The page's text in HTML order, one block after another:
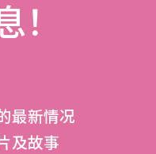
最新情况
及故事